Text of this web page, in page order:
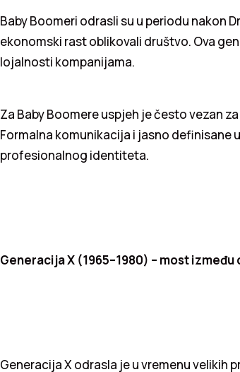
Baby Boomeri odrasli su u periodu nakon
ekonomski rast oblikovali društvo. Ova
lojalnosti kompanijama.
Za Baby Boomere uspjeh je često vezan
Formalna komunikacija i jasno definisane
profesionalnog identiteta.
Generacija X (1965–1980) – most između
Generacija X odrasla je u vremenu